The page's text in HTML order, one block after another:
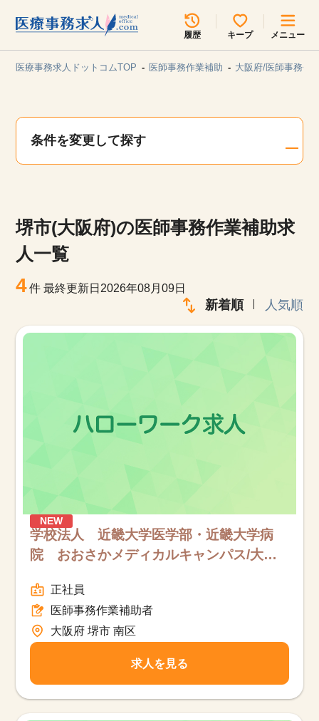
履歴 キープ メニュー
見学会・イベント情報
サイトの使い方
人材をお探しの医療機関・企業様
運営会社
医療事務求人ドットコムTOP 医師事務作業補助 大阪府/医師事務作
条件を変更して探す
堺市(大阪府)の医師事務作業補助求
人一覧
4件最終更新日2026年08月09日
新着順 人気順
NEW
学校法人 近畿大学医学部・近畿大学病
院 おおさかメディカルキャンパス/大阪
ム 正社員
医師事務作業補助者
大阪府 堺市 南区
求人を見る
所在地のエリアを選択してください
各支店担当よりご連絡させていただきます。
関東
甲信越・北陸 中国・四国
九州・沖縄